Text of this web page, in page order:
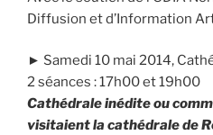
Diffusion et d’Information
► Samedi 10 mai 2014,
2 séances : 17h00 et 19h00
Cathédrale inédite ou
visitaient la cathédrale de